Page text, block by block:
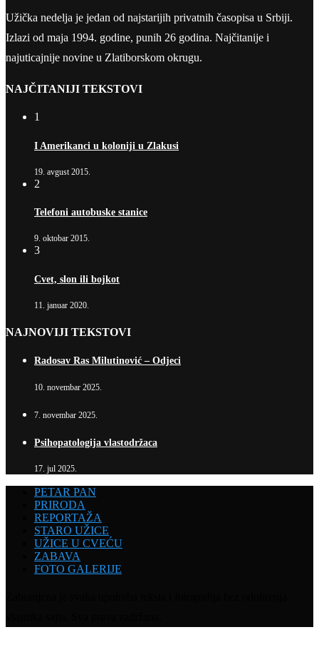
Užička nedelja je jedan od najstarijih privatnih časopisa u Srbiji.
Izlazi od maja 1994. godine, punih 26 godina. Najčitanije i
najuticajnije novine u Zlatiborskom okrugu.
NAJČITANIJI TEKSTOVI
1
I Amerikanci u koloniji u Zlakusi
19. avgust 2015.
2
Telefoni autobuske stanice
9. oktobar 2015.
3
Cvet, slon ili bojkot
11. januar 2020.
NAJNOVIJI TEKSTOVI
Radosav Ras Milutinović – Odjeci
10. novembar 2025.
7. novembar 2025.
Psihopatologija vlastodržaca
17. jul 2025.
PETAR PAN
PRIRODA
REPORTAŽA
STARO UŽICE
UŽICE U CVEĆU
ZABAVA
FOTO GALERIJE